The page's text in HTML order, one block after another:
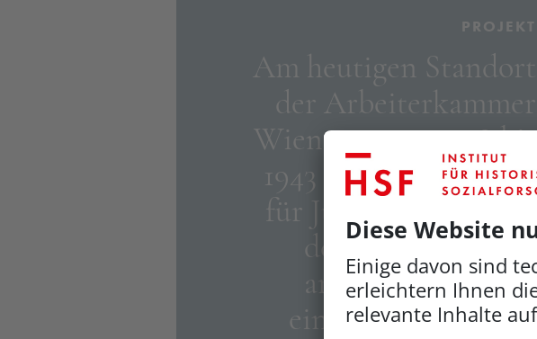
PROJEKT
Am heutigen Stand­ort
der Arbeiter­kammer
Wien war von 1938 bis
1943 die "Zentral­stelle
für Jüdische Auswan­
derung". Das IHSF
arbeitet derzeit an
einem Sammel­band